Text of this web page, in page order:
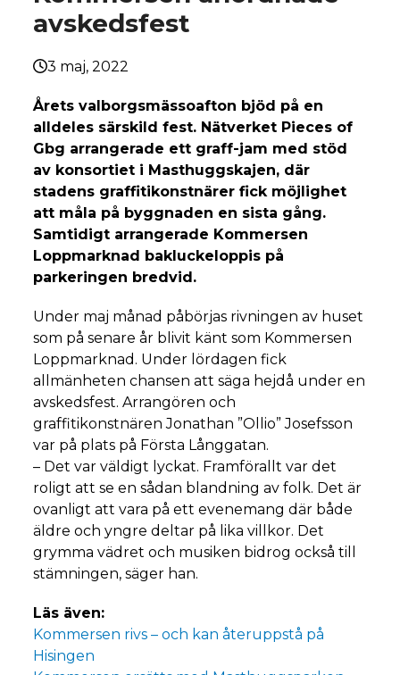
avskedsfest
3 maj, 2022
Årets valborgsmässoafton bjöd på en
alldeles särskild fest. Nätverket Pieces of
Gbg arrangerade ett graff-jam med stöd
av konsortiet i Masthuggskajen, där
stadens graffitikonstnärer fick möjlighet
att måla på byggnaden en sista gång.
Samtidigt arrangerade Kommersen
Loppmarknad bakluckeloppis på
parkeringen bredvid.
Under maj månad påbörjas rivningen av huset
som på senare år blivit känt som Kommersen
Loppmarknad. Under lördagen fick
allmänheten chansen att säga hejdå under en
avskedsfest. Arrangören och
graffitikonstnären Jonathan ”Ollio” Josefsson
var på plats på Första Långgatan.
– Det var väldigt lyckat. Framförallt var det
roligt att se en sådan blandning av folk. Det är
ovanligt att vara på ett evenemang där både
äldre och yngre deltar på lika villkor. Det
grymma vädret och musiken bidrog också till
stämningen, säger han.
Läs även:
Kommersen rivs – och kan återuppstå på
Hisingen